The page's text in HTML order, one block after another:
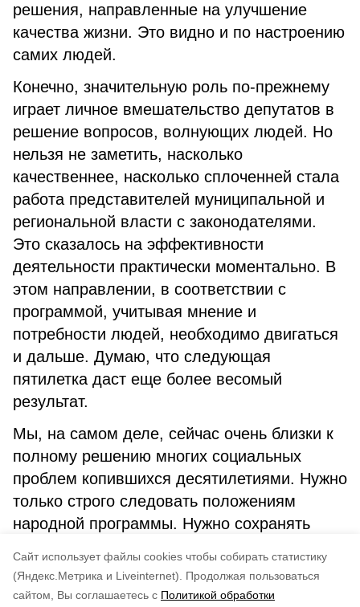
Cайт использует файлы cookies чтобы собирать статистику
(Яндекс.Метрика и Liveinternet).
Продолжая пользоваться
сайтом, Вы соглашаетесь с Политикой обработки
решения, направленные на улучшение
качества жизни. Это видно и по настроению
самих людей.
Конечно, значительную роль по-прежнему
играет личное вмешательство депутатов в
решение вопросов, волнующих людей. Но
нельзя не заметить, насколько
качественнее, насколько сплоченней стала
работа представителей муниципальной и
региональной власти с законодателями.
Это сказалось на эффективности
деятельности практически моментально. В
этом направлении, в соответствии с
программой, учитывая мнение и
потребности людей, необходимо двигаться
и дальше. Думаю, что следующая
пятилетка даст еще более весомый
результат.
Мы, на самом деле, сейчас очень близки к
полному решению многих социальных
проблем копившихся десятилетиями. Нужно
только строго следовать положениям
народной программы. Нужно сохранять
подходах к решению вопросов.